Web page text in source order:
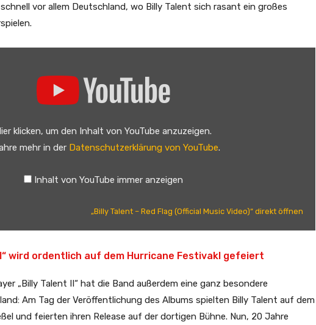
vor allem Deutschland, wo Billy Talent sich rasant ein großes
klicken, um den Inhalt von YouTube anzuzeigen.
mehr in der Datenschutzerklärung von YouTube.
Inhalt von YouTube immer anzeigen
„Billy Talent – Red Flag (Official Music Video)“ direkt öffnen
wird ordentlich auf dem Hurricane Festivakl gefeiert
„Billy Talent II“ hat die Band außerdem eine ganz besondere
Am Tag der Veröffentlichung des Albums spielten Billy Talent auf dem
und feierten ihren Release auf der dortigen Bühne. Nun, 20 Jahre